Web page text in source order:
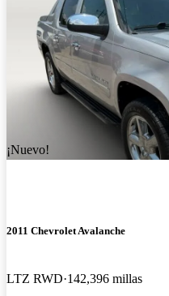
¡Nuevo!
2011 Chevrolet Avalanche
LTZ RWD 142,396 millas